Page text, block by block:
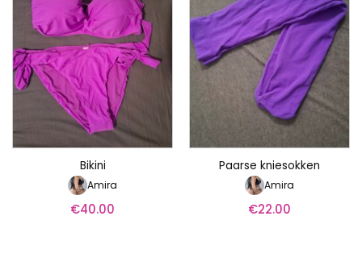
Bikini
Amira
€40.00
Paarse kniesokken
Amira
€22.00